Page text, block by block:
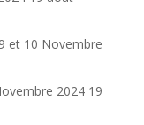
et 10 Novembre
2024 19